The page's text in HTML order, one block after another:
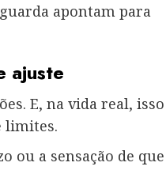
apontam para
ajuste
E, na vida real, isso
limites.
ou a sensação de que